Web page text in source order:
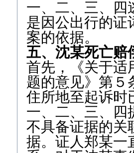
一、二、三、四
是因公出行的证
案的依据。
五、沈某死亡赔
首先，《关于适
题的意见》第５
住所地至起诉时
一、二、三、四
不具备证据的关
据。证人郑某一